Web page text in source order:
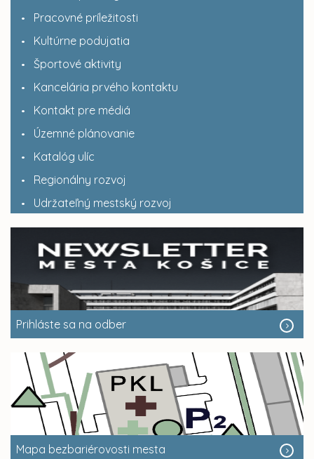
Pracovné príležitosti
Kultúrne podujatia
Športové aktivity
Kancelária prvého kontaktu
Kontakt pre médiá
Územné plánovanie
Katalóg ulíc
Regionálny rozvoj
Udržateľný mestský rozvoj
Prihláste sa na odber
Mapa bezbariérovosti mesta